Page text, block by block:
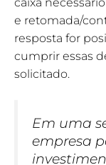
e retomada/
resposta for
cumprir essas
solicitado.
Em uma
empresa